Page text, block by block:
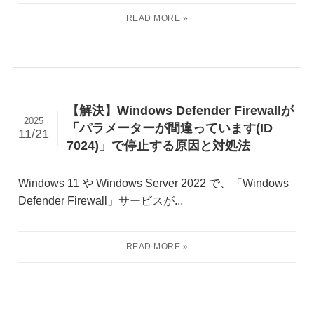
【解決】Windows Defender Firewallが
「パラメーターが間違っています(ID
7024)」で停止する原因と対処法
2025
11/21
Windows 11 や Windows Server 2022 で、「Windows
Defender Firewall」サービスが...